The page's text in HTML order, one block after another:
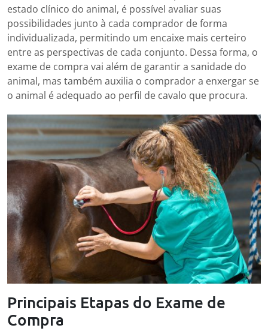
estado clínico do animal, é possível avaliar suas
possibilidades junto à cada comprador de forma
individualizada, permitindo um encaixe mais certeiro
entre as perspectivas de cada conjunto. Dessa forma, o
exame de compra vai além de garantir a sanidade do
animal, mas também auxilia o comprador a enxergar se
o animal é adequado ao perfil de cavalo que procura.
Principais Etapas do Exame de
Compra